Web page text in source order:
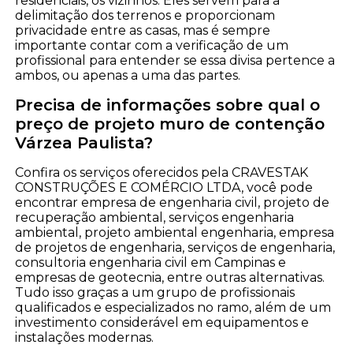
delimitação dos terrenos e proporcionam
privacidade entre as casas, mas é sempre
importante contar com a verificação de um
profissional para entender se essa divisa pertence a
ambos, ou apenas a uma das partes.
Precisa de informações sobre qual o
preço de projeto muro de contenção
Várzea Paulista?
Confira os serviços oferecidos pela CRAVESTAK
CONSTRUÇÕES E COMÉRCIO LTDA, você pode
encontrar empresa de engenharia civil, projeto de
recuperação ambiental, serviços engenharia
ambiental, projeto ambiental engenharia, empresa
de projetos de engenharia, serviços de engenharia,
consultoria engenharia civil em Campinas e
empresas de geotecnia, entre outras alternativas.
Tudo isso graças a um grupo de profissionais
qualificados e especializados no ramo, além de um
investimento considerável em equipamentos e
instalações modernas.